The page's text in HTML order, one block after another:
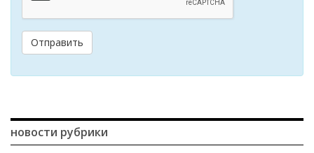
Отправить
новости рубрики